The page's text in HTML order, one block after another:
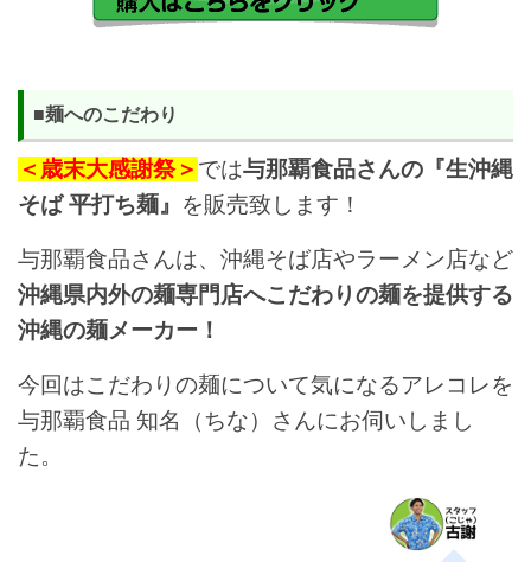
■麺へのこだわり
＜歳末大感謝祭＞ では与那覇食品さんの『生沖縄
そば 平打ち麺』 を販売致します！
与那覇食品さんは、沖縄そば店やラーメン店など
沖縄県内外の麺専門店へこだわりの麺を提供する
沖縄の麺メーカー！
今回はこだわりの麺について気になるアレコレを
与那覇食品 知名（ちな）さんにお伺いしまし
た。